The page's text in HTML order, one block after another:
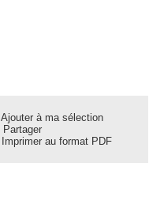
Ajouter à ma sélection
Partager
Imprimer au format PDF